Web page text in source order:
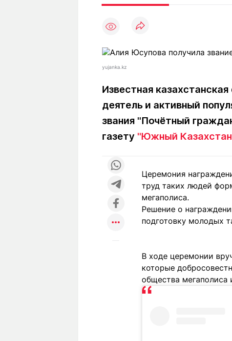
Погода
Рейтинги
Гороскопы
О проекте
Редакция
+7 (777) 001 44 99 +7
yujanka.kz
Известная
деятель и активный
звания "Почётный
газету "Южный
Церемония
труд таких людей
мегаполиса.
Решение о
подготовку молодых
В ходе церемонии
которые
общества мегаполиса